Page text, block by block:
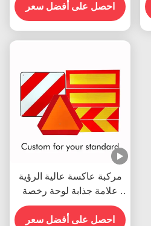
عاكس للشاحنات الثقيلة
احصل على أفضل سعر
مركبة عاكسة عالية الرؤية
علامة جذابة لوحة رخصة
رقم ملصقات عاكسة
للشاحنات الثقيلة
احصل على أفضل سعر